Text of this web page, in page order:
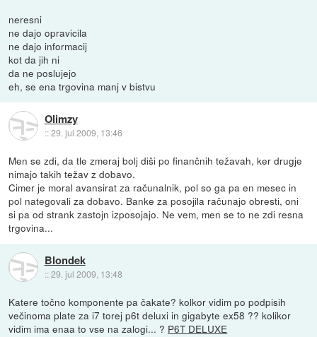
neresni
ne dajo opravicila
ne dajo informacij
kot da jih ni
da ne poslujejo
eh, se ena trgovina manj v bistvu
Olimzy
::29. jul 2009, 13:46
Men se zdi, da tle zmeraj bolj diši po finančnih težavah, ker drugje
nimajo takih težav z dobavo.
Cimer je moral avansirat za računalnik, pol so ga pa en mesec in
pol nategovali za dobavo. Banke za posojila računajo obresti, oni
si pa od strank zastojn izposojajo. Ne vem, men se to ne zdi resna
trgovina...
Blondek
::29. jul 2009, 13:48
Katere točno komponente pa čakate? kolkor vidim po podpisih
večinoma plate za i7 torej p6t deluxi in gigabyte ex58 ?? kolikor
vidim ima enaa to vse na zalogi... ? P6T DELUXE